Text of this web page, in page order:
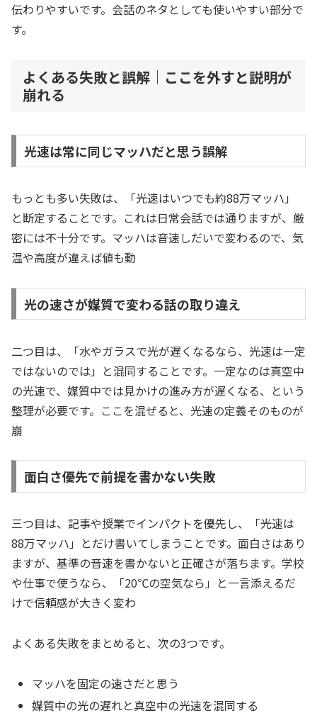
伝わりやすいです。会話のネタとしても使いやすい部分で
す。
よくある失敗と誤解｜ここを外すと説明が
崩れる
光速は常に同じマッハだと思う誤解
もっとも多い失敗は、「光速はいつでも約88万マッハ」
と断定することです。これは日常会話では通りますが、厳
密には不十分です。マッハは音速しだいで変わるので、気
温や高度が違えば値も動
光の速さが媒質で変わる話の取り違え
二つ目は、「水やガラスで光が遅くなるなら、光速は一定
ではないのでは」と混同することです。一定なのは真空中
の光速で、媒質中では見かけの進み方が遅くなる、という
整理が必要です。ここを混ぜると、光速の定義そのものが
崩
面白さ優先で前提を書かない失敗
三つ目は、記事や授業でインパクトを優先し、「光速は
88万マッハ」とだけ書いてしまうことです。面白さはあり
ますが、基準の音速を書かないと正確さが落ちます。学校
や仕事で使うなら、「20℃の空気なら」と一言添えるだ
けで信頼感が大きく変わ
よくある失敗をまとめると、次の3つです。
マッハを固定の速さだと思う
媒質中の光の遅れと真空中の光速を混同する